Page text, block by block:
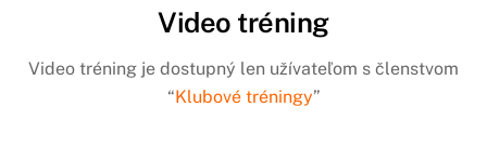
Video tréning
Video tréning je dostupný len užívateľom s členstvom
“Klubové tréningy”